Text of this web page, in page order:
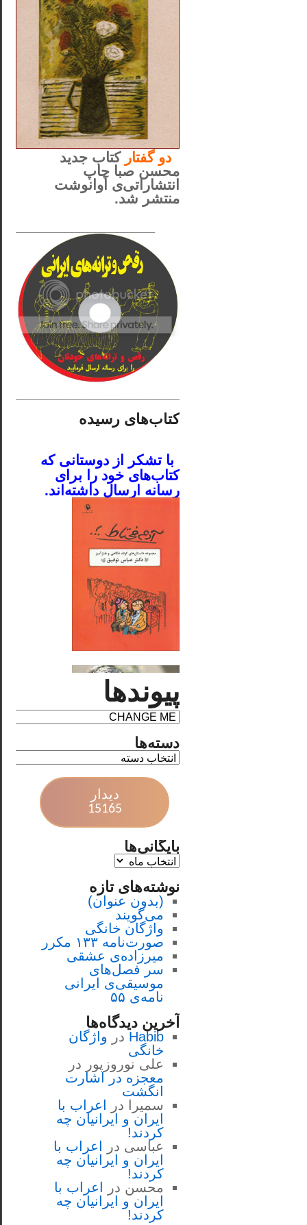
دوگفتار کتاب جدید
محسن صبا چاپ
انتشاراتی‌ی آوانوشت
منتشر شد.
کتاب‌های رسیده
با تشکر از دوستانی که
کتاب‌های خود را برای
رسانه ارسال داشته‌اند.
پیوندها
دسته‌ها
دیدار
15165
بایگانی‌ها
نوشته‌های تازه
(بدون عنوان)
می‌گویند
واژگان خانگی
صورت‌نامه ۱۳۳ مکرر
میرزاده‌ی عشقی
سر فصل‌هاى
موسيقى‌ی ايرانى
نامه‌ی ۵۵
آخرین دیدگاه‌ها
Habib در واژگان
خانگی
علی نوروزپور در
معجزه در اشارت
انگشت
سمیرا
در
اعراب با
ايران و ايرانيان چه
كردند!
عباسی در
اعراب با
ايران و ايرانيان چه
كردند!
محسن در
اعراب با
ايران و ايرانيان چه
كردند!